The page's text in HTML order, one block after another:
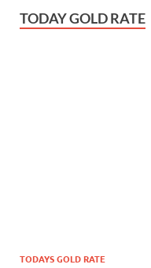
TODAY GOLD RATE
TODAYS GOLD RATE